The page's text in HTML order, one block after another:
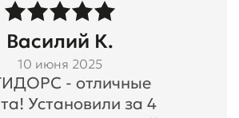
Василий К.
10 июня 2025
- отличные
Установили за 4